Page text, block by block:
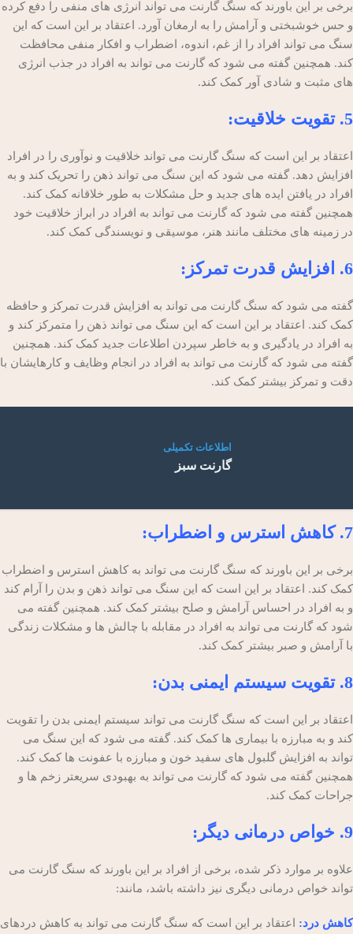
برخی بر این باورند که سنگ گارنت می تواند انرژی های منفی را دفع کرده
و حس خوشبختی و آرامش را به ارمغان آورد. اعتقاد بر این است که این
سنگ می تواند افراد را از غم، اندوه، اضطراب و افکار منفی محافظت
کند. همچنین گفته می شود که گارنت می تواند به افراد در جذب انرژی
های مثبت و شادی آور کمک کند.
5. تقویت خلاقیت:
اعتقاد بر این است که سنگ گارنت می تواند خلاقیت و نوآوری را در افراد
افزایش دهد. گفته می شود که این سنگ می تواند ذهن را تحریک کند و به
افراد در یافتن ایده های جدید و حل مشکلات به طور خلاقانه کمک کند.
همچنین گفته می شود که گارنت می تواند به افراد در ابراز خلاقیت خود
در زمینه های مختلف مانند هنر، موسیقی و نویسندگی کمک کند.
6. افزایش قدرت تمرکز:
گفته می شود که سنگ گارنت می تواند به افزایش قدرت تمرکز و حافظه
کمک کند. اعتقاد بر این است که این سنگ می تواند ذهن را متمرکز کند و
به افراد در یادگیری و به خاطر سپردن اطلاعات جدید کمک کند. همچنین
گفته می شود که گارنت می تواند به افراد در انجام وظایف و کارهایشان با
دقت و تمرکز بیشتر کمک کند.
اطلاعات تکمیلی
گارنت سبز
7. کاهش استرس و اضطراب:
برخی بر این باورند که سنگ گارنت می تواند به کاهش استرس و اضطراب
کمک کند. اعتقاد بر این است که این سنگ می تواند ذهن و بدن را آرام کند
و به افراد در احساس آرامش و صلح بیشتر کمک کند. همچنین گفته می
شود که گارنت می تواند به افراد در مقابله با چالش ها و مشکلات زندگی
با آرامش و صبر بیشتر کمک کند.
8. تقویت سیستم ایمنی بدن:
اعتقاد بر این است که سنگ گارنت می تواند سیستم ایمنی بدن را تقویت
کند و به مبارزه با بیماری ها کمک کند. گفته می شود که این سنگ می
تواند به افزایش گلبول های سفید خون و مبارزه با عفونت ها کمک کند.
همچنین گفته می شود که گارنت می تواند به بهبودی سریعتر زخم ها و
جراحات کمک کند.
9. خواص درمانی دیگر:
علاوه بر موارد ذکر شده، برخی از افراد بر این باورند که سنگ گارنت می
تواند خواص درمانی دیگری نیز داشته باشد، مانند:
کاهش درد: اعتقاد بر این است که سنگ گارنت می تواند به کاهش دردهای